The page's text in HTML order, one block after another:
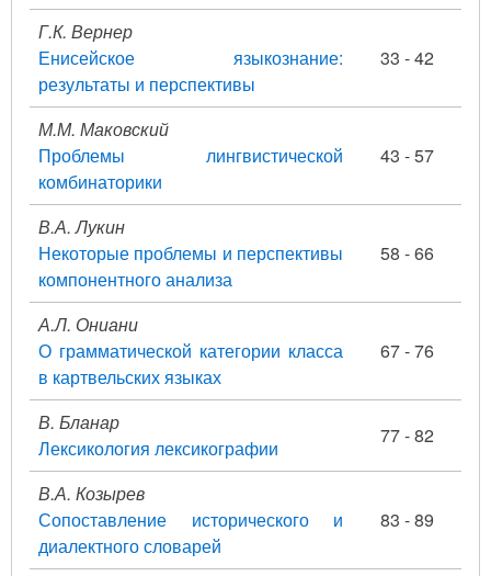
Г.К. Вернер
Енисейское языкознание:
результаты и перспективы
33 - 42
М.М. Маковский
Проблемы лингвистической
комбинаторики
43 - 57
В.А. Лукин
Некоторые проблемы и перспективы
компонентного анализа
58 - 66
А.Л. Ониани
О грамматической категории класса
в картвельских языках
67 - 76
В. Бланар
Лексикология лексикографии
77 - 82
В.А. Козырев
Сопоставление исторического и
диалектного словарей
83 - 89